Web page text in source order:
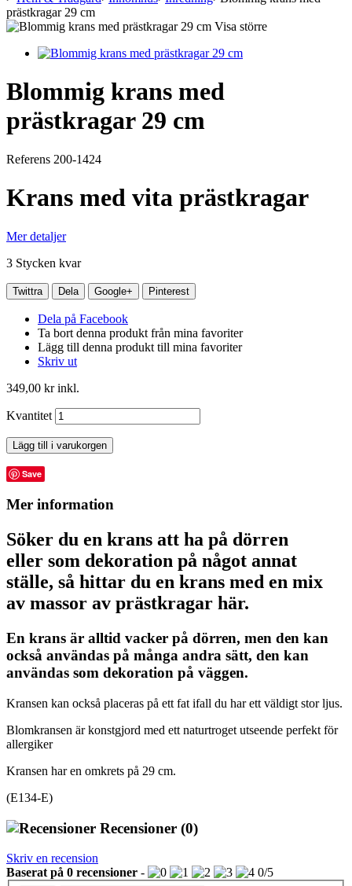
prästkragar 29 cm
Visa större
Blommig krans med
prästkragar 29 cm
Referens 200-1424
Krans med vita prästkragar
Mer detaljer
3 Stycken kvar
Twittra Dela Google+ Pinterest
Dela på Facebook
Ta bort denna produkt från mina favoriter
Lägg till denna produkt till mina favoriter
Skriv ut
349,00 krinkl.
Kvantitet
Lägg till i varukorgen
Save
Mer information
Söker du en krans att ha på dörren
eller som dekoration på något annat
ställe, så hittar du en krans med en mix
av massor av prästkragar här.
En krans är alltid vacker på dörren, men den kan
också användas på många andra sätt, den kan
användas som dekoration på väggen.
Kransen kan också placeras på ett fat ifall du har ett väldigt stor ljus.
Blomkransen är konstgjord med ett naturtroget utseende perfekt för
allergiker
Kransen har en omkrets på 29 cm.
(E134-E)
Recensioner (0)
Skriv en recension
Baserat på 0 recensioner - 0/5